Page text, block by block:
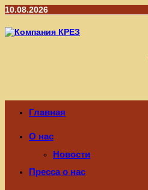
Перейти
содержимому
10.08.2026
Главная
О нас
Новости
Пресса о нас